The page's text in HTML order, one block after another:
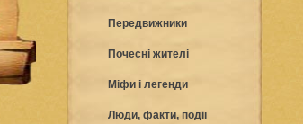
Передвижники
Почесні жителі
Міфи і легенди
Люди, факти, події